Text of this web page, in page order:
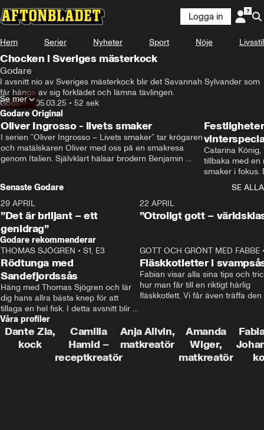
Logga in
Hem Serier Nyheter Sport Nöje Livsstil
Chocken i Sveriges mästerkock
Godare
I avsnitt nio av Sveriges mästerkock blir det Savannah Sylvander som
får hänga av sig förklädet och lämna tävlingen.
Godare • 05.03.25 • 52 sek
Se mer
Godare Original
Oliver Ingrosso - livets smaker
I serien ”Oliver Ingrosso – Livets smaker” tar krögaren
och matälskaren Oliver med oss på en smakresa
genom Italien. Självklart hälsar brodern Benjamin
Catarina
tillbaka med en
smaker i fokus.
julfavoriter
Senaste Godare
SE ALLA
29 APRIL
”Det är briljant – ett
genidrag”
22 APRIL
”Otroligt gott –
Godare rekommenderar
THOMAS SJÖGREN • S1, E3
Rödtunga med
Sandefjordssås
Häng med Thomas Sjögren och lär
dig hans allra bästa knep för att
tillaga en hel fisk. I detta avsnitt blir
de helstekt rödtunga med
sandefjordssås och en magisk sallad
på pepparrot och äpple.
GOTT OCH GRÖNT MED FABBE
Fläskkotletter i
Fabian visar alla sina tips och
hur man får till en riktigt härlig
fläskkotlett. Vi får även träffa den
grisbonde på Gotland.
Våra profiler
Dante Zia,
kock
Camilla
Hamid –
receptkreatör
Anja Allvin,
matkreatör
Amanda
Wiger,
matkreatör